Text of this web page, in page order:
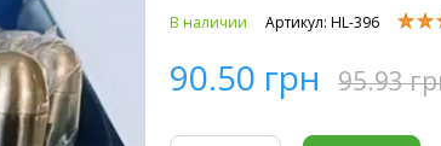
В наличии Артикул: HL-396
90.50 грн 95.93